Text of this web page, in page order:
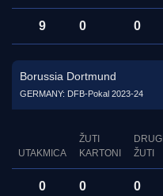
9 0 0
Borussia Dortmund
GERMANY: DFB-Pokal 2023-24
UTAKMICA
ŽUTI
KARTONI
DRUGI
ŽUTI
0 0 0